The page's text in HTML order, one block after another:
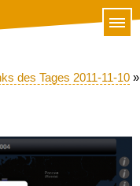
des Tages 2011-11-10 »